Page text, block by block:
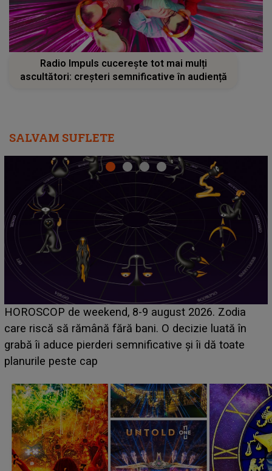
Radio Impuls cucerește tot mai mulți
ascultători: creșteri semnificative în audiență
SALVAM SUFLETE
LINE-UP UNTOLD ONE, ziua 2. La ce oră urcă pe
scena principală a festivalului Zara Larsson? Artista
suedeză a ajuns deja în România și s-a filmat din
camera de hotel